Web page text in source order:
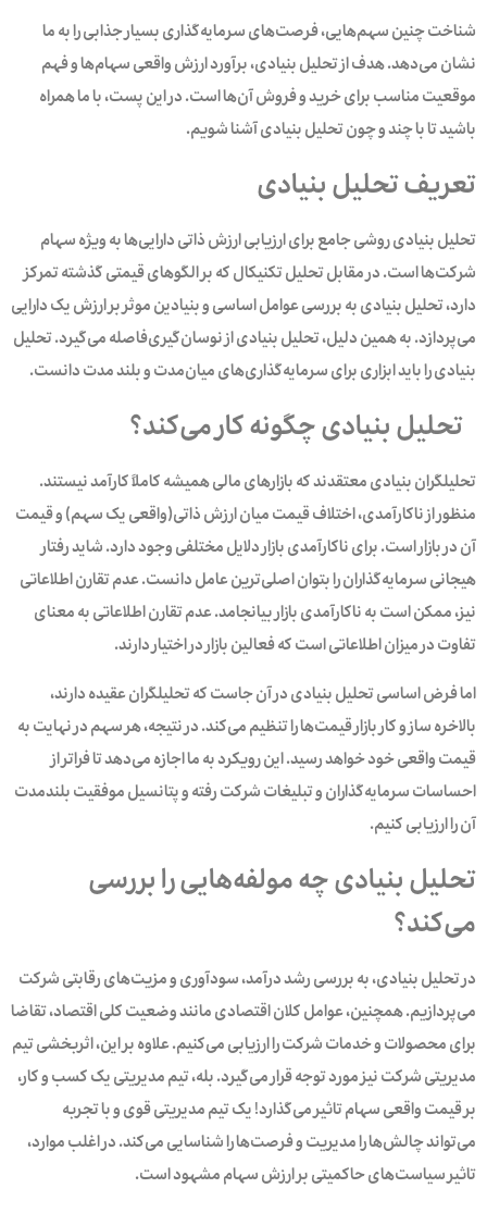
شناخت چنین سهم‌هایی، فرصت‌های سرمایه‌گذاری بسیار جذابی را به ما
نشان می‌دهد. هدف از تحلیل بنیادی، برآورد ارزش واقعی سهام‌ها و فهم
موقعیت مناسب برای خرید و فروش آن‌ها است. در این پست، با ما همراه
باشید تا با چند و چون تحلیل بنیادی آشنا شویم.
تعریف تحلیل بنیادی
تحلیل بنیادی روشی جامع برای ارزیابی ارزش ذاتی دارایی‌ها به ویژه سهام
شرکت‌ها است. در مقابل تحلیل تکنیکال که بر الگوهای قیمتی گذشته تمرکز
دارد، تحلیل بنیادی به بررسی عوامل اساسی و بنیادین موثر بر ارزش یک دارایی
می‌پردازد. به همین دلیل، تحلیل بنیادی از نوسان‌گیری‌فاصله می‌گیرد. تحلیل
بنیادی را باید ابزاری برای سرمایه‌گذاری‌‌های میان‌مدت و بلند مدت دانست.‌
تحلیل بنیادی چگونه کار می‌کند؟
تحلیلگران بنیادی معتقدند که بازارهای مالی همیشه کاملاً کارآمد نیستند.
منظور از ناکارآمدی‌،‌ اختلاف قیمت میان ارزش ذاتی(واقعی یک سهم) و قیمت
آن در بازار است. برای ناکارآمدی بازار دلایل مختلفی وجود دارد. شاید رفتار
هیجانی سرمایه‌گذاران‌ را بتوان اصلی‌ترین عامل دانست. عدم تقارن اطلاعاتی
نیز، ممکن است‌ به ناکارآمدی‌ بازار بیانجامد. عدم تقارن اطلاعاتی به معنای
تفاوت در میزان اطلاعاتی است که فعالین بازار در اختیار دارند.
اما فرض اساسی تحلیل بنیادی در آن جاست که تحلیلگران عقیده دارند،‌
بالاخره ساز و کار بازار قیمت‌ها را تنظیم می‌کند.‌ در نتیجه، هر سهم در نهایت به
قیمت واقعی خود خواهد رسید. این رویکرد به ما اجازه می‌دهد تا فراتر از
احساسات سرمایه‌گذاران و تبلیغات شرکت رفته و پتانسیل موفقیت بلندمدت
آن را ارزیابی کنیم.
تحلیل بنیادی چه مولفه‌هایی را بررسی
می‌کند؟
در تحلیل بنیادی، به بررسی رشد درآمد، سودآوری و مزیت‌های رقابتی شرکت
می‌پردازیم. همچنین، عوامل کلان اقتصادی مانند وضعیت کلی اقتصاد، تقاضا
برای محصولات و خدمات شرکت را ارزیابی می‌کنیم. علاوه بر این، اثربخشی تیم
مدیریتی شرکت نیز مورد توجه قرار می‌گیرد. بله، تیم‌ مدیریتی یک‌ کسب و کار،
بر قیمت واقعی سهام تاثیر می‌گذارد! یک تیم مدیریتی قوی و با تجربه
می‌تواند چالش‌ها را مدیریت و فرصت‌ها را شناسایی می‌کند. در اغلب موارد،
تاثیر سیاست‌های حاکمیتی بر ارزش سهام مشهود است.